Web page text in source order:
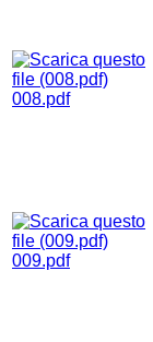
008.pdf
009.pdf